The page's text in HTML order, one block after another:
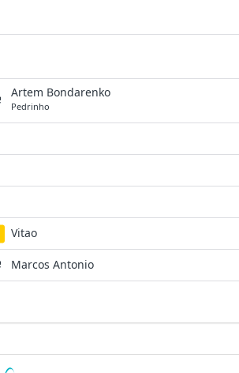
Artem Bondarenko
Pedrinho
Vitao
Marcos Antonio